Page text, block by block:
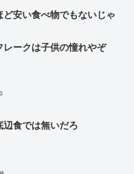
安い食べ物でもないじゃ
レークは子供の憧れやぞ
食では無いだろ